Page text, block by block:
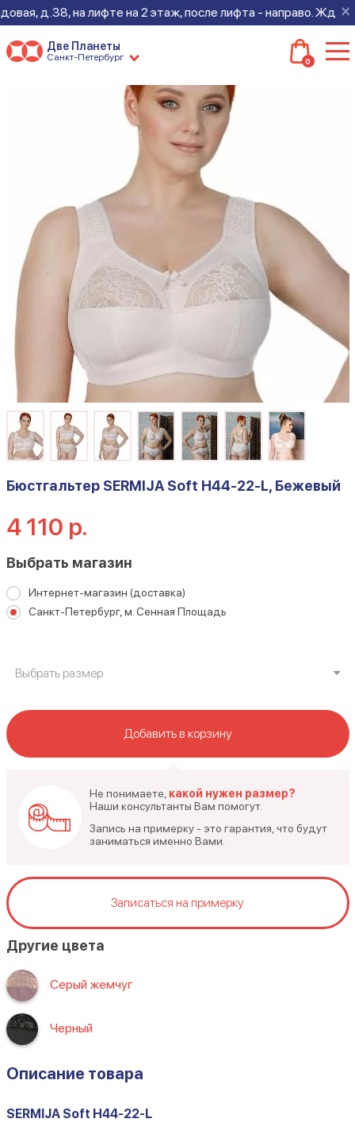
×
д.38, на лифте на 2 этаж, после лифта - направо. Ждем
Две Планеты
Санкт-Петербург 0
Бюстгальтер SERMIJA Soft H44-22-L, Бежевый
4 110 р.
Выбрать магазин
Интернет-магазин (доставка)
Санкт-Петербург, м. Сенная Площадь
Выбрать размер
Добавить в корзину
Не понимаете, какой нужен размер?
Наши консультанты Вам помогут.
Запись на примерку - это гарантия, что будут
заниматься именно Вами.
Записаться на примерку
Другие цвета
Серый жемчуг
Черный
Описание товара
SERMIJA Soft H44-22-L